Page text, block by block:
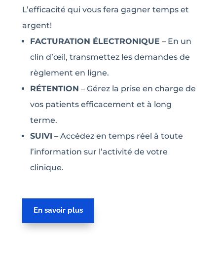
L’efficacité qui vous fera gagner temps et
argent!
FACTURATION ÉLECTRONIQUE – En un
clin d’œil, transmettez les demandes de
règlement en ligne.
RÉTENTION – Gérez la prise en charge de
vos patients efficacement et à long
terme.
SUIVI – Accédez en temps réel à toute
l’information sur l’activité de votre
clinique.
En savoir plus